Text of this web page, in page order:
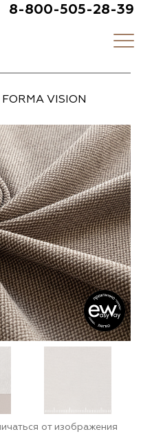
8-800-505-28-39
VISION
от изображения